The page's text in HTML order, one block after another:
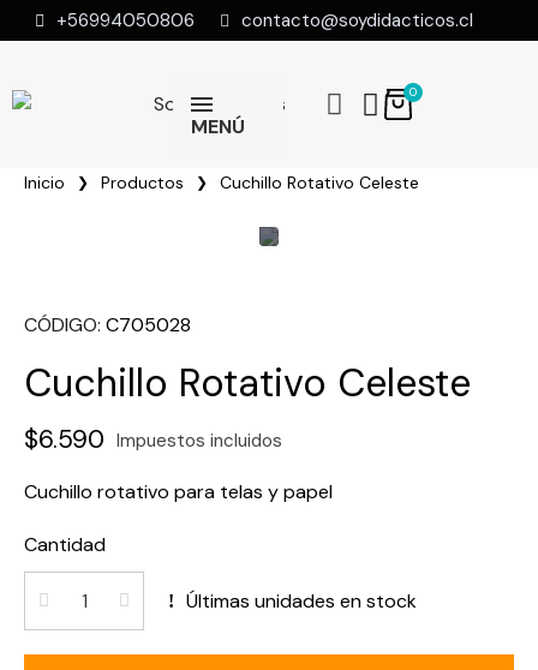
+56994050806 contacto@soydidacticos.cl
MENÚ
Inicio Productos Cuchillo Rotativo Celeste
CÓDIGO C705028
Cuchillo Rotativo Celeste
$6.590 Impuestos incluidos
Cuchillo rotativo para telas y papel
Cantidad
Últimas unidades en stock